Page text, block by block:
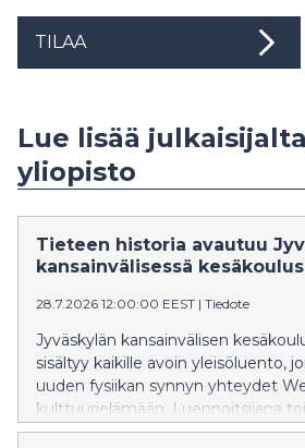
TILAA
Lue lisää
yliopisto
Tieteen historia avautuu
kansainvälisessä
28.7.2026 12:00:00 EEST | Tiedote
Jyväskylän kansainvälisen
sisältyy kaikille avoin yleisöluento,
uuden fysiikan synnyn yhteydet
kulttuurielämään. Luennoitsijana
Koponen Helsingin yliopistosta.